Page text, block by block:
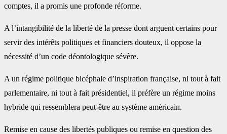
comptes, il a promis une profonde réforme.
A l’intangibilité de la liberté de la presse dont arguent certains pour
servir des intérêts politiques et financiers douteux, il oppose la
nécessité d’un code déontologique sévère.
A un régime politique bicéphale d’inspiration française, ni tout à fait
parlementaire, ni tout à fait présidentiel, il préfère un régime moins
hybride qui ressemblera peut-être au système américain.
Remise en cause des libertés publiques ou remise en question des